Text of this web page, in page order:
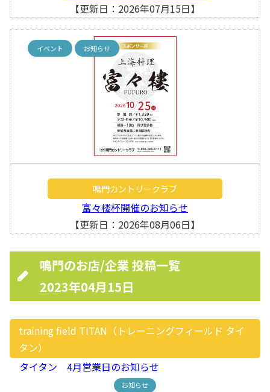
【更新日：2026年07月15日】
イベント お知らせ
鳴門カントリークラブ
富々楼杯開催のお知らせ
【更新日：2026年08月06日】
鳴門のお店/企業 投稿一覧
2023年04月15日
training field TITAN（トレーニングフィールド タイ
タン）
タイタン 4月営業日のお知らせ
お知らせ